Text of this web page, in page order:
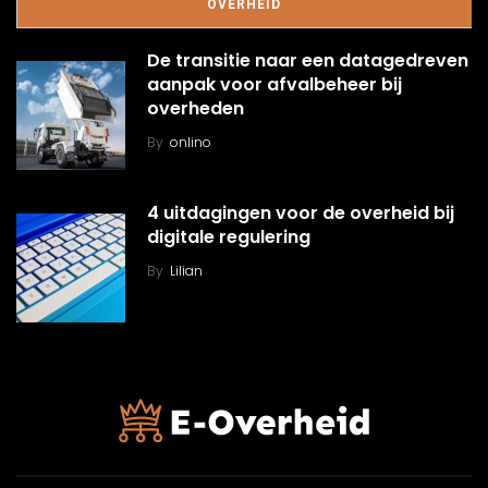
OVERHEID
De transitie naar een datagedreven
aanpak voor afvalbeheer bij
overheden
By onlino
4 uitdagingen voor de overheid bij
digitale regulering
By Lilian